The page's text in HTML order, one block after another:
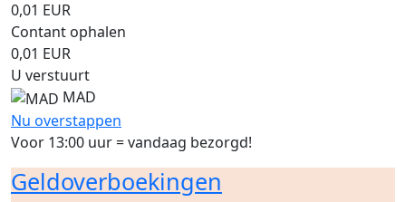
0,01 EUR
Contant ophalen
0,01 EUR
U verstuurt
MAD
Nu overstappen
Voor 13:00 uur = vandaag bezorgd!
Geldoverboekingen